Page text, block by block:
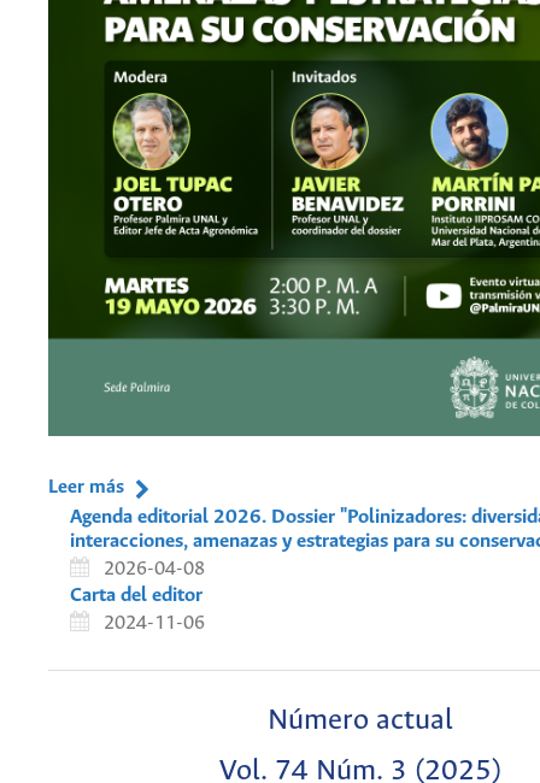
Leer más
Agenda editorial 2026. Dossier "Polinizadores:
interacciones, amenazas y estrategias para su
2026-04-08
Carta del editor
2024-11-06
Número actual
Vol. 74 Núm. 3 (2025)